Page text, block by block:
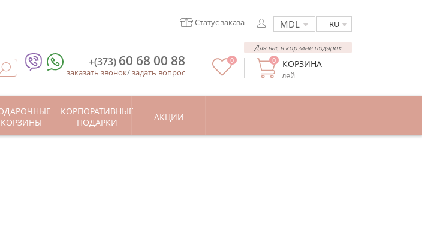
RU
Статус заказа
КОРЗИНА
лей
0
Для вас в корзине подарок
0
+(373) 60 68 00 88
заказать звонок/задать вопрос
КОРЗИНЫ
КОРПОРАТИВНЫЕ
ПОДАРКИ
АКЦИИ